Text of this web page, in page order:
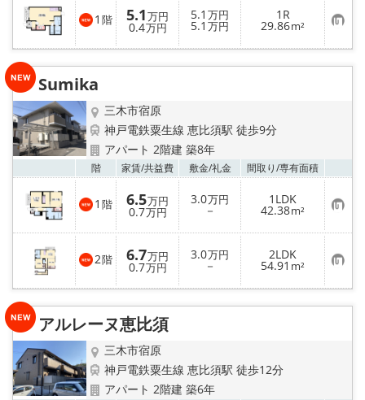
地図から探す
スタッフ
店舗情報·アクセス
会社概要
メールでお問い合わせ
1 階 5.1万円
0.4万円
5.1 万円
5.1 万円
1R
29.86m² お
気
に
り
Sumika
三木市宿原
神戸電鉄粟生線 恵比須駅 徒歩9分
アパート 2階建 築8年
階 家賃/共益費 敷金/礼金 間取り/専有面積
1 階 6.5万円
0.7万円
3.0万円
－
1LDK
42.38m² お
気
に
入
り
登
録
2階 6.7万円
0.7万円
3.0万円
－
2LDK
54.91 m² お
気
に
り
アルレーヌ恵比須
三木市宿原
神戸電鉄粟生線 恵比須駅 徒歩12分
アパート 2階建 築6年